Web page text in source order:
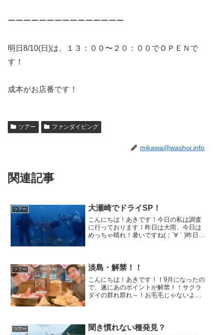
ーーーーーーーーーーーーーーー
明日8/10(日)は、１３：００〜２０：００でＯＰＥＮで
す！
成本がお店番です！
ツアー ファンダイビング
mikawa@washoi.info
関連記事
ツアー 大瀬崎でドライSP！
こんにちは！あきです！今日の私は調査
に行っております！昨日は大雨、今日は
めっちゃ晴れ！暑いですね(；´∀｀)昨日の
しぶりに大...
ツアー 淡島・解禁！！
こんにちは！あきです！！9月になったの
で、遂にあのポイントが解禁！！サクラ
ダイの群れ群れ～！お毛毛じゃないよ？
ソギンチャク畑...
ツアー 聞き慣れない種発見？